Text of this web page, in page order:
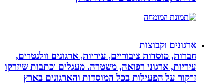
ארגונים וקבוצות
חברות, מוסדות ציבוריים, עיריות, ארגונים וולנטרים,
עיריות, ארגוני רפואה, משטרה. מעגלים וכתבות שיזרקו
זרקור על הפעילות בכל המוסדות והארגונים בארץ